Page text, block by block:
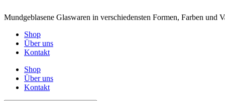
Mundgeblasene Glaswaren in verschiedensten Formen, Farben und
Shop
Über uns
Kontakt
Shop
Über uns
Kontakt